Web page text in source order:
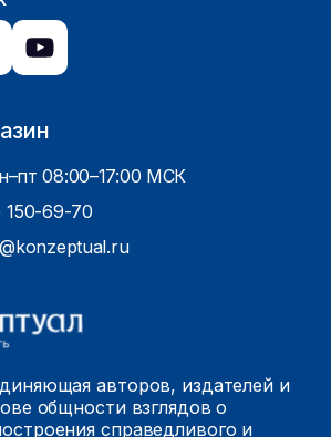
08:00–17:00 МСК
150-69-70
авторов, издателей и
общности взглядов о
справедливого и